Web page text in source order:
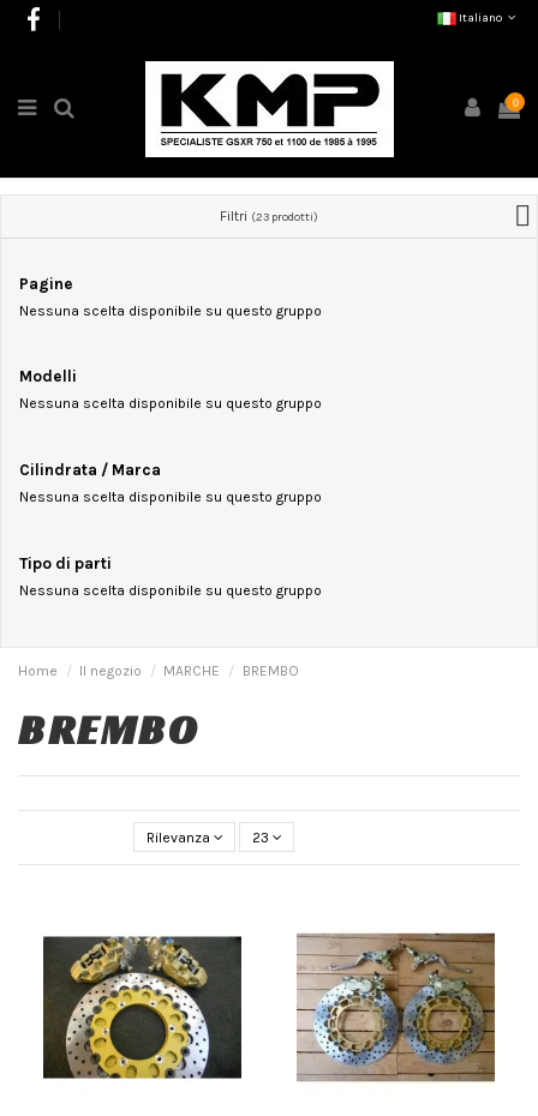
Italiano
0
Filtri (23 prodotti)
Pagine
Nessuna scelta disponibile su questo gruppo
Modelli
Nessuna scelta disponibile su questo gruppo
Cilindrata / Marca
Nessuna scelta disponibile su questo gruppo
Tipo di parti
Nessuna scelta disponibile su questo gruppo
Home Il negozio MARCHE BREMBO
BREMBO
Rilevanza 23